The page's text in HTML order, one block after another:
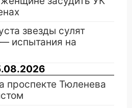
звезды сулят
испытания на
проспекте Тюленева